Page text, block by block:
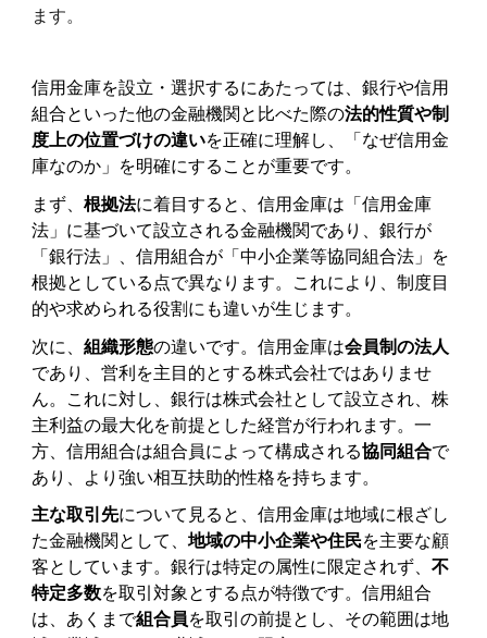
ます。
信用金庫を設立・選択するにあたっては、銀行や信用
組合といった他の金融機関と比べた際の法的性質や制
度上の位置づけの違いを正確に理解し、「なぜ信用金
庫なのか」を明確にすることが重要です。
まず、根拠法に着目すると、信用金庫は「信用金庫
法」に基づいて設立される金融機関であり、銀行が
「銀行法」、信用組合が「中小企業等協同組合法」を
根拠としている点で異なります。これにより、制度目
的や求められる役割にも違いが生じます。
次に、組織形態の違いです。信用金庫は会員制の法人
であり、営利を主目的とする株式会社ではありませ
ん。これに対し、銀行は株式会社として設立され、株
主利益の最大化を前提とした経営が行われます。一
方、信用組合は組合員によって構成される協同組合で
あり、より強い相互扶助的性格を持ちます。
主な取引先について見ると、信用金庫は地域に根ざし
た金融機関として、地域の中小企業や住民を主要な顧
客としています。銀行は特定の属性に限定されず、不
特定多数を取引対象とする点が特徴です。信用組合
は、あくまで組合員を取引の前提とし、その範囲は地